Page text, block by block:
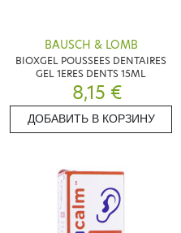
BAUSCH & LOMB
BIOXGEL POUSSEES DENTAIRES
GEL 1ERES DENTS 15ML
8,15 €
ДОБАВИТЬ В КОРЗИНУ